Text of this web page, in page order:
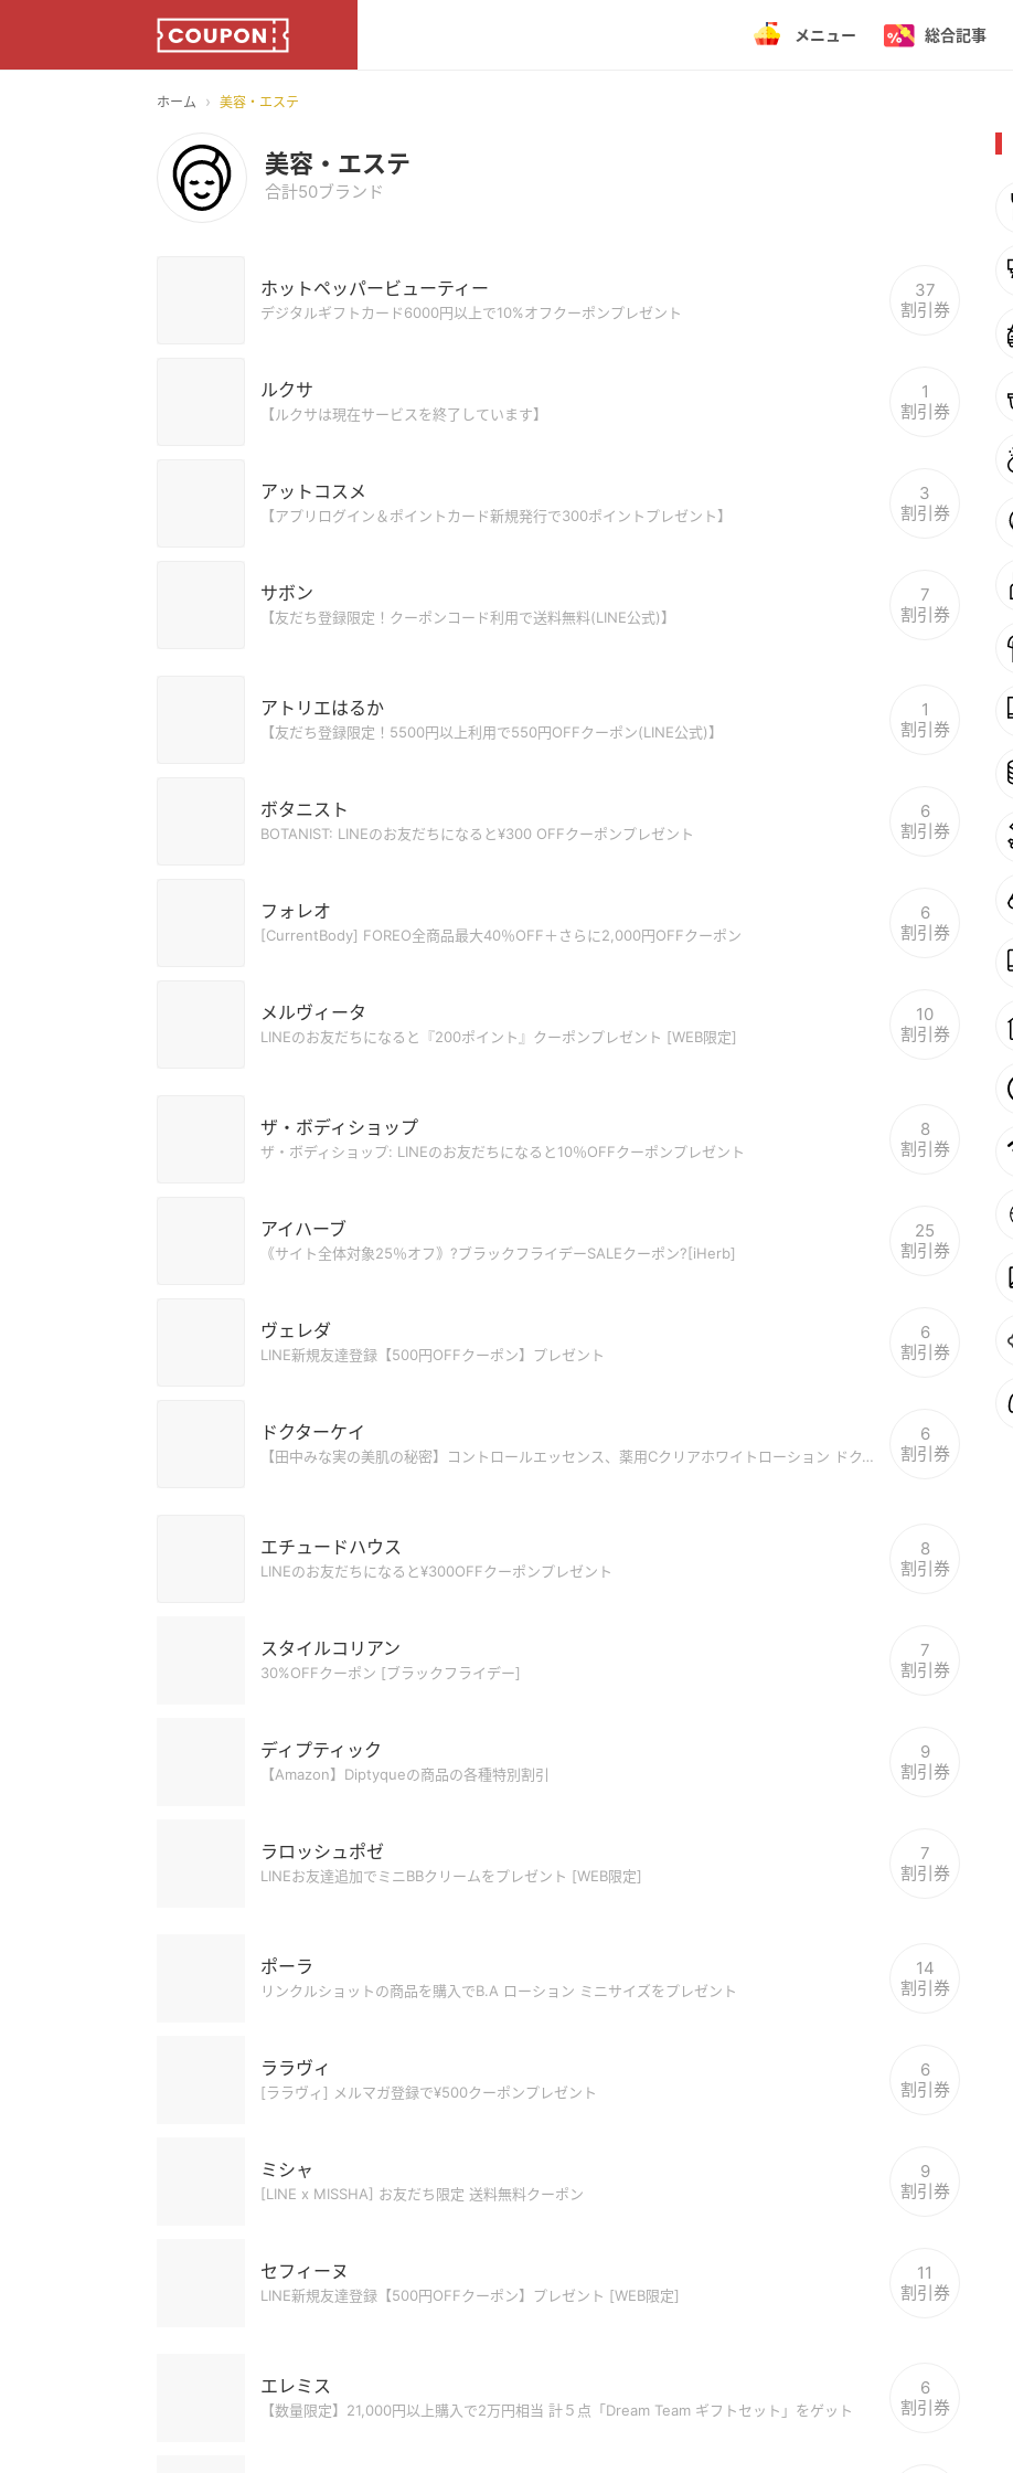
メニュー 総合記事
ホーム › 美容・エステ
美容・エステ
合計50ブランド
ホットペッパービューティー
デジタルギフトカード6000円以上で10%オフクーポンプレゼント
37
割引券
ルクサ
【ルクサは現在サービスを終了しています】
1
割引券
アットコスメ
【アプリログイン＆ポイントカード新規発行で300ポイントプレゼント】
3
割引券
サボン
【友だち登録限定！クーポンコード利用で送料無料(LINE公式)】
7
割引券
アトリエはるか
【友だち登録限定！5500円以上利用で550円OFFクーポン(LINE公式)】
1
割引券
ボタニスト
BOTANIST: LINEのお友だちになると¥300 OFFクーポンプレゼント
6
割引券
フォレオ
[CurrentBody] FOREO全商品最大40％OFF＋さらに2,000円OFFクーポン
6
割引券
メルヴィータ
LINEのお友だちになると『200ポイント』クーポンプレゼント [WEB限定]
10
割引券
ザ・ボディショップ
ザ・ボディショップ: LINEのお友だちになると10％OFFクーポンプレゼント
8
割引券
アイハーブ
｟サイト全体対象25％オフ｠?ブラックフライデーSALEクーポン?[iHerb]
25
割引券
ヴェレダ
LINE新規友達登録【500円OFFクーポン】プレゼント
6
割引券
ドクターケイ
【田中みな実の美肌の秘密】コントロールエッセンス、薬用Cクリアホワイトローション ドクターケイ
6
割引券
エチュードハウス
LINEのお友だちになると¥300OFFクーポンプレゼント
8
割引券
スタイルコリアン
30%OFFクーポン [ブラックフライデー]
7
割引券
ディプティック
【Amazon】Diptyqueの商品の各種特別割引
9
割引券
ラロッシュポゼ
LINEお友達追加でミニBBクリームをプレゼント [WEB限定]
7
割引券
ポーラ
リンクルショットの商品を購入でB.A ローション ミニサイズをプレゼント
14
割引券
ララヴィ
[ララヴィ] メルマガ登録で¥500クーポンプレゼント
6
割引券
ミシャ
[LINE x MISSHA] お友だち限定 送料無料クーポン
9
割引券
セフィーヌ
LINE新規友達登録【500円OFFクーポン】プレゼント [WEB限定]
11
割引券
エレミス
【数量限定】21,000円以上購入で2万円相当 計５点「Dream Team ギフトセット」をゲット
6
割引券